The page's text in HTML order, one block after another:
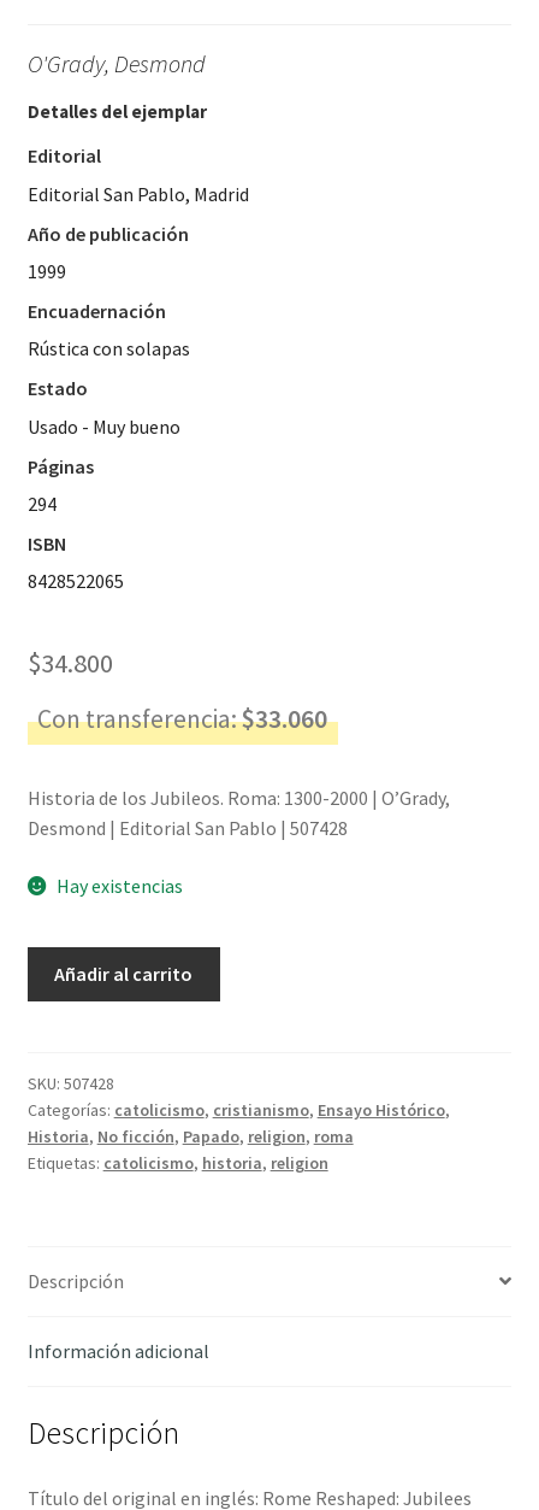
O'Grady, Desmond
Detalles del ejemplar
Editorial
Editorial San Pablo, Madrid
Año de publicación
1999
Encuadernación
Rústica con solapas
Estado
Usado - Muy bueno
Páginas
294
ISBN
8428522065
$34.800
Con transferencia:$33.060
Historia de los Jubileos. Roma: 1300-2000 | O’Grady,
Desmond | Editorial San Pablo | 507428
Hay existencias
Roma:
1300-
2000
-
Añadir al carrito
SKU: 507428
Categorías: catolicismo, cristianismo, Ensayo Histórico,
Historia, No ficción, Papado, religion, roma
Etiquetas: catolicismo, historia, religion
Descripción
Información adicional
Descripción
Título del original en inglés: Rome Reshaped: Jubilees